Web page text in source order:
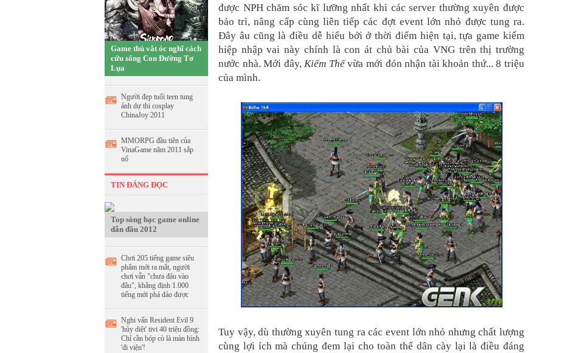
Game thủ vắt óc nghĩ cách
cứu sống Con Đường Tơ
Lụa
Người đẹp tuổi teen tung
ảnh dự thi cosplay
ChinaJoy 2011
MMORPG đầu tiên của
VinaGame năm 2011 sắp
nổ
TIN ĐÁNG ĐỌC
Top sòng bạc game online
dẫn đầu 2012
Chơi 205 tiếng game siêu
phẩm mới ra mắt, người
chơi vẫn "chưa đâu vào
đâu", khẳng định 1.000
tiếng mới phá đảo được
Nghi vấn Resident Evil 9
'hủy diệt' tivi 40 triệu đồng:
Chỉ cần bóp cò là màn hình
'đi viện'!
được NPH chăm sóc kĩ lưỡng nhất khi các server thường xuyên được
bảo trì, nâng cấp cùng liên tiếp các đợt event lớn nhỏ được tung ra.
Đây âu cũng là điều dễ hiểu bởi ở thời điểm hiện tại, tựa game kiếm
hiệp nhập vai này chính là con át chủ bài của VNG trên thị trường
nước nhà. Mới đây,Kiếm Thếvừa mới đón nhận tài khoản thứ... 8 triệu
của mình.
Tuy vậy, dù thường xuyên tung ra các event lớn nhỏ nhưng chất lượng
cùng lợi ích mà chúng đem lại cho toàn thể dân cày lại là điều đáng